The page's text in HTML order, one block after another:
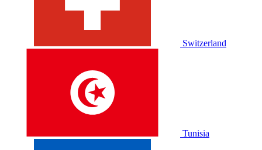
Switzerland
Tunisia